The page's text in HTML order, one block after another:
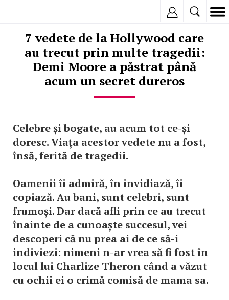
7 vedete de la Hollywood care
au trecut prin multe tragedii:
Demi Moore a păstrat până
acum un secret dureros
Celebre și bogate, au acum tot ce-și
doresc. Viața acestor vedete nu a fost,
însă, ferită de tragedii.
Oamenii îi admiră, în invidiază, îi
copiază. Au bani, sunt celebri, sunt
frumoși. Dar dacă afli prin ce au trecut
înainte de a cunoaște succesul, vei
descoperi că nu prea ai de ce să-i
indiviezi: nimeni n-ar vrea să fi fost în
locul lui Charlize Theron când a văzut
cu ochii ei o crimă comisă de mama sa.